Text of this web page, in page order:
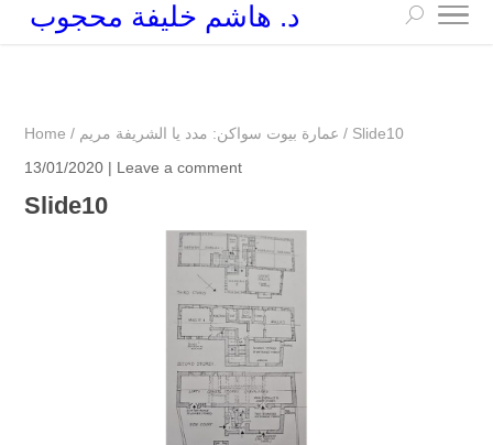
د. هاشم خليفة محجوب
Home / عمارة بيوت سواكن: مدد يا الشريفة مريم / Slide10
13/01/2020 | Leave a comment
Slide10